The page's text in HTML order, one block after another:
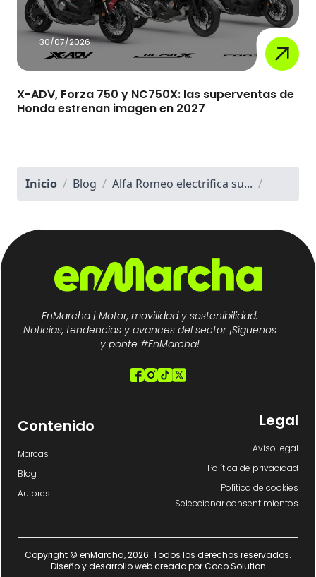
30/07/2026
X-ADV, Forza 750 y NC750X: las superventas de
Honda estrenan imagen en 2027
Inicio / Blog / Alfa Romeo electrifica su... /
EnMarcha | Motor, movilidad y sostenibilidad.
Noticias, tendencias y avances del sector ¡Síguenos
y ponte #EnMarcha!
Contenido
Marcas
Blog
Autores
Legal
Aviso legal
Política de privacidad
Política de cookies
Seleccionar consentimientos
Copyright © enMarcha, 2026. Todos los derechos reservados.
Diseño y desarrollo web creado porCoco Solution